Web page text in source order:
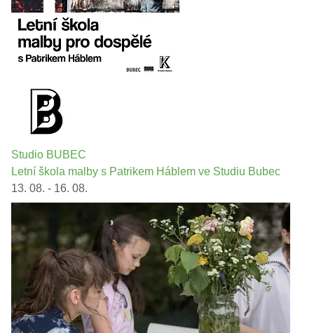
Studio BUBEC
Letní škola malby s Patrikem Háblem ve Studiu Bubec
13. 08. - 16. 08.